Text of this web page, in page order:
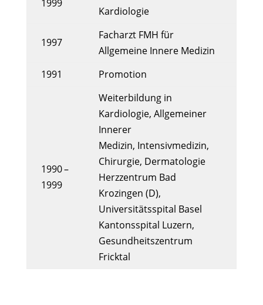
1999
Kardiologie
1997
Facharzt FMH für
Allgemeine Innere Medizin
1991
Promotion
1990 –
1999
Weiterbildung in
Kardiologie, Allgemeiner
Innerer
Medizin, Intensivmedizin,
Chirurgie, Dermatologie
Herzzentrum Bad
Krozingen (D),
Universitätsspital Basel
Kantonsspital Luzern,
Gesundheitszentrum
Fricktal